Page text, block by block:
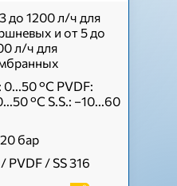
до 1200 л/ч для
и от 5 до
л/ч для
0...50 °C PVDF:
°C S.S.: −10...60
бар
PVDF / SS 316